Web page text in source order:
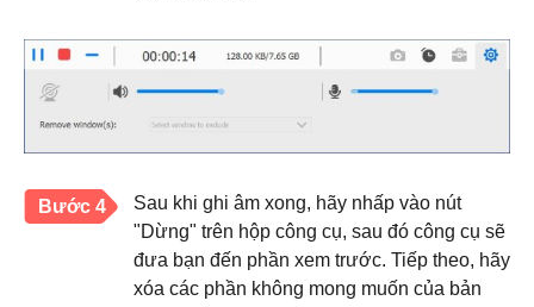
Bước 4
Sau khi ghi âm xong, hãy nhấp vào nút
"Dừng" trên hộp công cụ, sau đó công cụ sẽ
đưa bạn đến phần xem trước. Tiếp theo, hãy
xóa các phần không mong muốn của bản